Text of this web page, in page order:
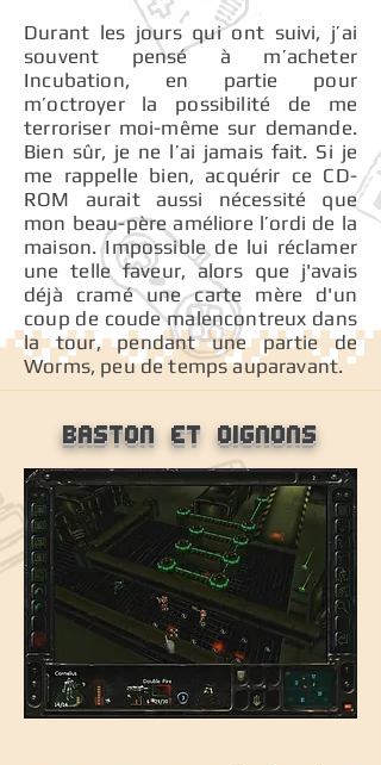
Durant les jours qui ont suivi, j’ai
souvent pensé à m’acheter
Incubation, en partie pour
m’octroyer la possibilité de me
terroriser moi-même sur demande.
Bien sûr, je ne l’ai jamais fait. Si je
me rappelle bien, acquérir ce CD-
ROM aurait aussi nécessité que
mon beau-père améliore l’ordi de la
maison. Impossible de lui réclamer
une telle faveur, alors que j'avais
déjà cramé une carte mère d'un
coup de coude malencontreux dans
la tour, pendant une partie de
Worms, peu de temps auparavant.
Baston et oignons